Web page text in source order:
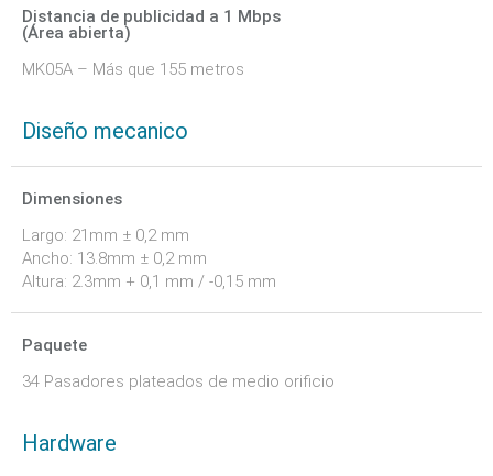
Distancia de publicidad a 1 Mbps
(Área abierta)
MK05A – Más que 155 metros
Diseño mecanico
Dimensiones
Largo: 21mm ± 0,2 mm
Ancho: 13.8mm ± 0,2 mm
Altura: 2.3mm + 0,1 mm / -0,15 mm
Paquete
34 Pasadores plateados de medio orificio
Hardware